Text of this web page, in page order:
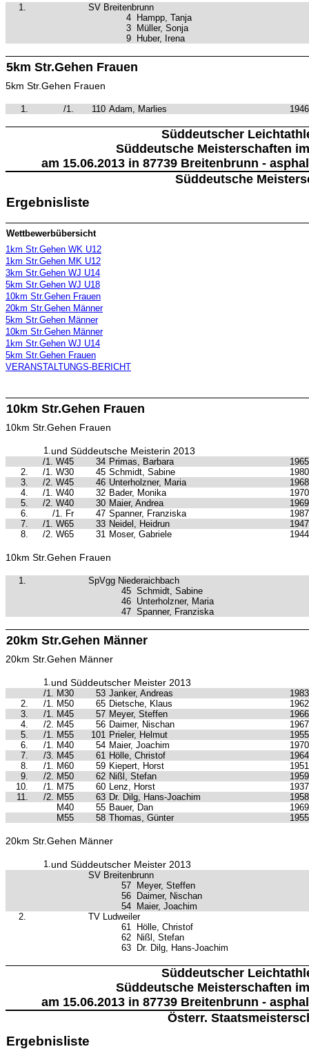
1.
SV Breitenbrunn
4
Hampp, Tanja
3
Müller, Sonja
9
Huber, Irena
5km Str.Gehen Frauen
5km Str.Gehen Frauen
1. /1. 110 Adam, Marlies 1946
Süddeutscher
Süddeutsche Meisterschaften
am 15.06.2013 in 87739 Breitenbrunn -
Süddeutsche
Ergebnisliste
Wettbewerbübersicht
1km Str.Gehen WK U12
1km Str.Gehen MK U12
3km Str.Gehen WJ U14
5km Str.Gehen WJ U18
10km Str.Gehen Frauen
20km Str.Gehen Männer
5km Str.Gehen Männer
10km Str.Gehen Männer
1km Str.Gehen WJ U14
5km Str.Gehen Frauen
VERANSTALTUNGS-BERICHT
10km Str.Gehen Frauen
10km Str.Gehen Frauen
1.und Süddeutsche Meisterin 2013
/1. W45 34 Primas, Barbara
1965
2.
/1. W30 45 Schmidt, Sabine
1980
3.
/2. W45 46 Unterholzner, Maria
1968
4.
/1. W40 32 Bader, Monika
1970
5.
/2. W40 30 Maier, Andrea
1969
6.
/1. Fr 47 Spanner, Franziska
1987
7.
/1. W65 33 Neidel, Heidrun
1947
8.
/2. W65 31 Moser, Gabriele 1944
10km Str.Gehen Frauen
1.
SpVgg Niederaichbach
45 Schmidt, Sabine
46 Unterholzner, Maria
47 Spanner, Franziska
20km Str.Gehen Männer
20km Str.Gehen Männer
1.und Süddeutscher Meister 2013
/1. M30 53 Janker, Andreas
1983
2.
/1. M50 65 Dietsche, Klaus
1962
3.
/1. M45 57 Meyer, Steffen
1966
4.
/2. M45 56 Daimer, Nischan
1967
5.
/1. M55 101 Prieler, Helmut
1955
6.
/1. M40 54 Maier, Joachim
1970
7.
/3. M45 61 Hölle, Christof
1964
8.
/1. M60 59 Kiepert, Horst
1951
9.
/2. M50 62 Nißl, Stefan
1959
10.
/1. M75 60 Lenz, Horst
1937
11.
/2. M55 63 Dr. Dilg, Hans-Joachim
1958
M40
55 Bauer, Dan
1969
M55
58 Thomas, Günter 1955
20km Str.Gehen Männer
1.und Süddeutscher Meister 2013
SV Breitenbrunn
57
Meyer, Steffen
56
Daimer, Nischan
54
Maier, Joachim
2.
TV Ludweiler
61
Hölle, Christof
62
Nißl, Stefan
63
Dr. Dilg, Hans-Joachim
Süddeutscher
Süddeutsche Meisterschaften
am 15.06.2013 in 87739 Breitenbrunn -
Österr.
Ergebnisliste